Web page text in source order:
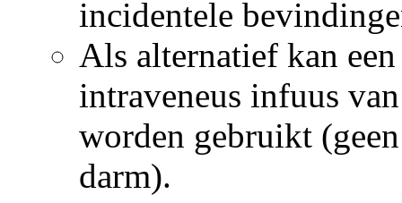
incidentele
Als alternatief kan
intraveneus infuus
worden gebruikt
darm).